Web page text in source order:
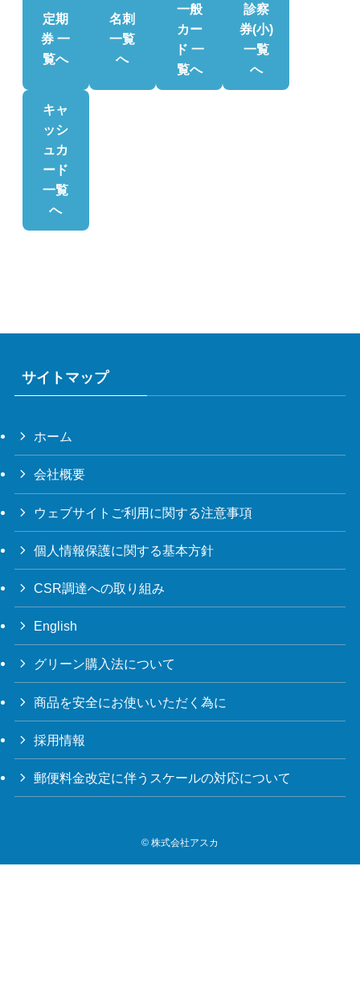
定期
券 一
覧へ
名刺
一覧
へ
一般
カー
ド 一
覧へ
診察
券(小)
一覧
へ
キャ
ッシ
ュカ
ード
一覧
へ
サイトマップ
ホーム
会社概要
ウェブサイトご利用に関する注意事項
個人情報保護に関する基本方針
CSR調達への取り組み
English
グリーン購入法について
商品を安全にお使いいただく為に
採用情報
郵便料金改定に伴うスケールの対応について
© 株式会社アスカ